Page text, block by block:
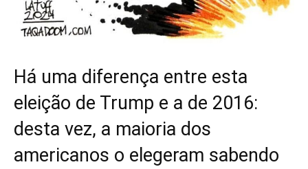
Há uma diferença entre esta
eleição de Trump e a de 2016:
desta vez, a maioria dos
americanos o elegeram sabendo